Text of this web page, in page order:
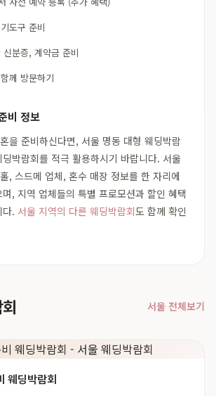
도구 준비
분증, 계약금 준비
께 방문하기
비 정보
을 준비하신다면, 서울 명동 대형 웨딩박람
박람회를 적극 활용하시기 바랍니다. 서울
, 스드메 업체, 혼수 매장 정보를 한 자리에
, 지역 업체들의 특별 프로모션과 할인 혜택
. 서울 지역의 다른 웨딩박람회도 함께 확인
서울 전체보기
웨딩박람회